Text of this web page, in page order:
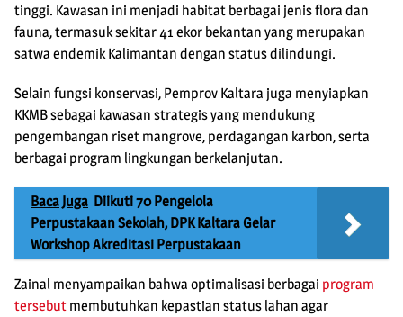
tinggi. Kawasan ini menjadi habitat berbagai jenis flora dan
fauna, termasuk sekitar 41 ekor bekantan yang merupakan
satwa endemik Kalimantan dengan status dilindungi.
Selain fungsi konservasi, Pemprov Kaltara juga menyiapkan
KKMB sebagai kawasan strategis yang mendukung
pengembangan riset mangrove, perdagangan karbon, serta
berbagai program lingkungan berkelanjutan.
Baca Juga Diikuti 70 Pengelola
Perpustakaan Sekolah, DPK Kaltara Gelar
Workshop Akreditasi Perpustakaan
Zainal menyampaikan bahwa optimalisasi berbagai program
tersebut membutuhkan kepastian status lahan agar